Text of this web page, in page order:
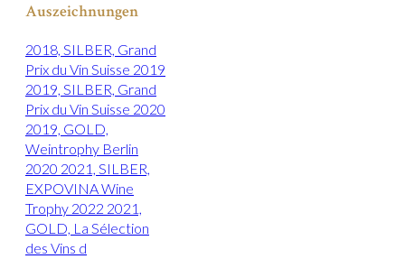
Auszeichnungen
2018, SILBER, Grand
Prix du Vin Suisse 2019
2019, SILBER, Grand
Prix du Vin Suisse 2020
2019, GOLD,
Weintrophy Berlin
2020 2021, SILBER,
EXPOVINA Wine
Trophy 2022 2021,
GOLD, La Sélection
des Vins d